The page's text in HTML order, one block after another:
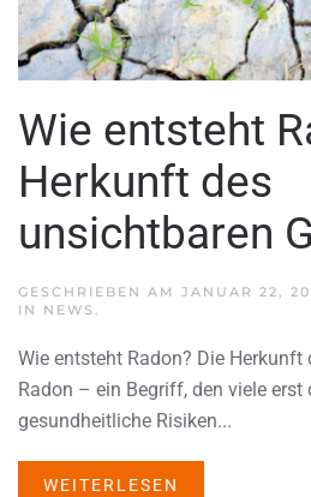
Wie entsteht
Herkunft des
unsichtbaren
GESCHRIEBEN AM JANUAR 22,
IN NEWS .
Wie entsteht Radon? Die
Radon – ein Begriff, den viele erst
gesundheitliche Risiken...
WEITERLESEN